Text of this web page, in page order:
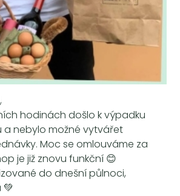
hodinách došlo k výpadku
nebylo možné vytvářet
Moc se omlouváme za
je již znovu funkční 😊
do dnešní půlnoci,